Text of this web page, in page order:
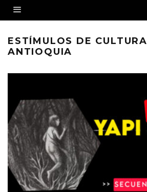
ESTÍMULOS DE CULTURA
ANTIOQUIA